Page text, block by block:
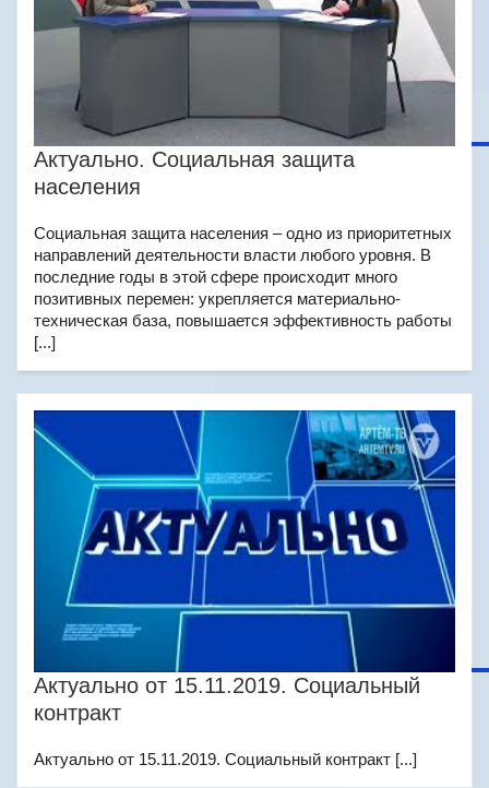
Актуально. Социальная защита
населения
Социальная защита населения – одно из приоритетных
направлений деятельности власти любого уровня. В
последние годы в этой сфере происходит много
позитивных перемен: укрепляется материально-
техническая база, повышается эффективность работы
[...]
Актуально от 15.11.2019. Социальный
контракт
Актуально от 15.11.2019. Социальный контракт [...]